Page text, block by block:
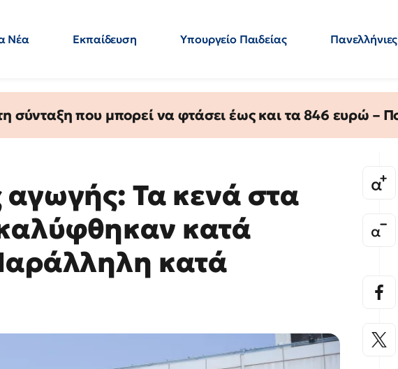
Νέα Εκπαίδευση Υπουργείο Παιδείας Πανελλήνιες
που μπορεί να φτάσει έως και τα 846 ευρώ –
αγωγής: Τα κενά στα
κατά
κατά